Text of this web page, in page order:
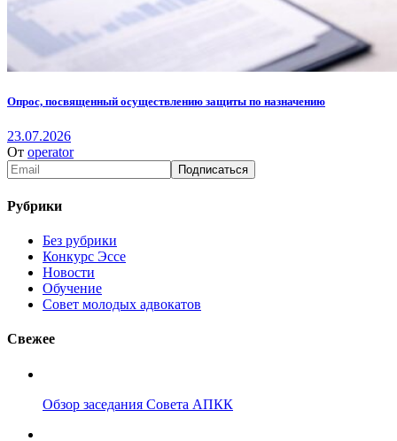
Опрос, посвященный осуществлению защиты по назначению
23.07.2026
От operator
Рубрики
Без рубрики
Конкурс Эссе
Новости
Обучение
Совет молодых адвокатов
Свежее
Обзор заседания Совета АПКК